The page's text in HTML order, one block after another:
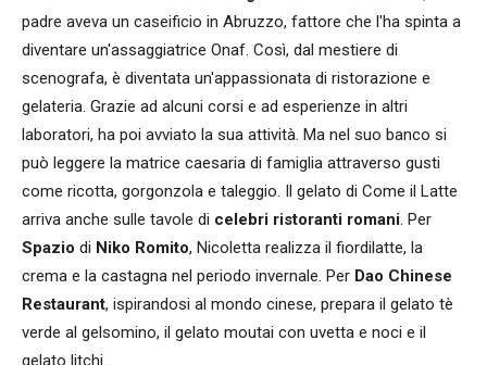
padre aveva un caseificio in Abruzzo, fattore che l'ha spinta a
diventare un'assaggiatrice Onaf. Così, dal mestiere di
scenografa, è diventata un'appassionata di ristorazione e
gelateria. Grazie ad alcuni corsi e ad esperienze in altri
laboratori, ha poi avviato la sua attività. Ma nel suo banco si
può leggere la matrice caesaria di famiglia attraverso gusti
come ricotta, gorgonzola e taleggio. Il gelato di Come il Latte
arriva anche sulle tavole di celebri ristoranti romani. Per
Spazio di Niko Romito, Nicoletta realizza il fiordilatte, la
crema e la castagna nel periodo invernale. Per Dao Chinese
Restaurant, ispirandosi al mondo cinese, prepara il gelato tè
verde al gelsomino, il gelato moutai con uvetta e noci e il